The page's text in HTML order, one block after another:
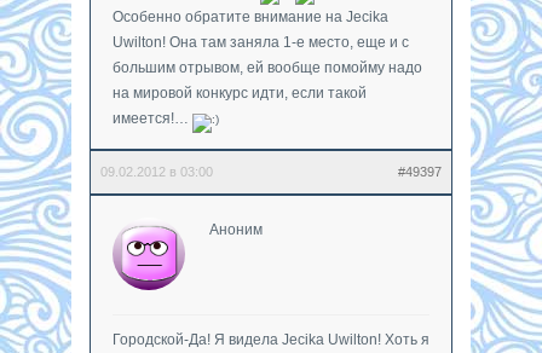
Особенно обратите внимание на Jecika
Uwilton! Она там заняла 1-е место, еще и с
большим отрывом, ей вообще помойму надо
на мировой конкурс идти, если такой
имеется!…
09.02.2012 в 03:00 #49397
Аноним
Городской-Да! Я видела Jecika Uwilton! Хоть я